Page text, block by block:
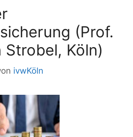
(Prof.
Strobel, Köln)
ivwKöln